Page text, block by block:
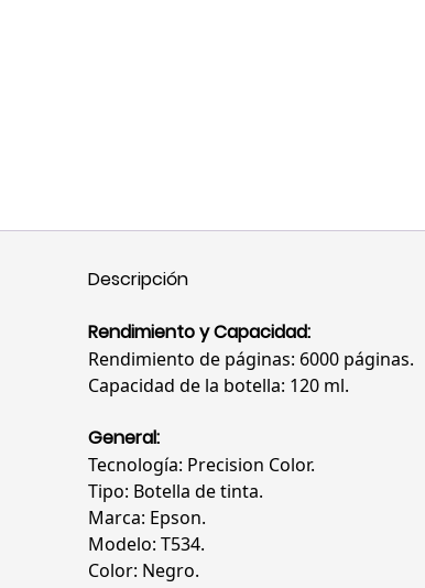
Descripción
Rendimiento y Capacidad:
Rendimiento de páginas: 6000 páginas.
Capacidad de la botella: 120 ml.
General:
Tecnología: Precision Color.
Tipo: Botella de tinta.
Marca: Epson.
Modelo: T534.
Color: Negro.